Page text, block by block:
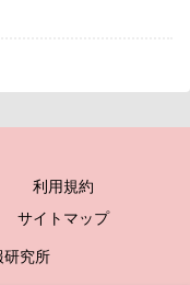
利用規約
サイトマップ
研究所